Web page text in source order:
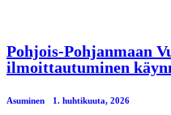
Pohjois-Pohjanmaan
ilmoittautuminen
Asuminen 1. huhtikuuta, 2026